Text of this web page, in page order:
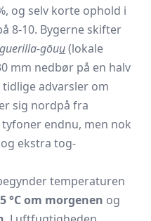
og selv korte ophold i
8-10. Bygerne skifter
guerilla-gōuu(lokale
mm nedbør på en halv
advarsler om
sig nordpå fra
endnu, men nok
ekstra tog­
temperaturen
°C om morgenen og